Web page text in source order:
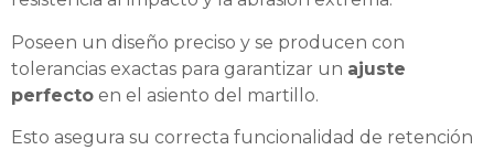
Poseen un diseño preciso y se producen con
tolerancias exactas para garantizar un ajuste
perfecto en el asiento del martillo.
Esto asegura su correcta funcionalidad de retención